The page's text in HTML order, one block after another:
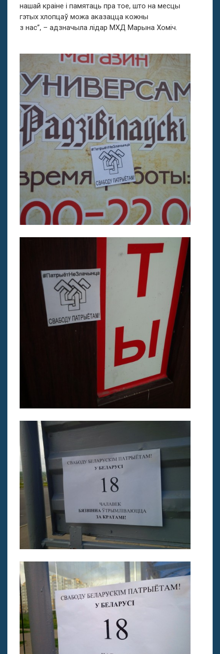
нашай краіне і памятаць пра тое, што на месцы
гэтых хлопцаў можа аказацца кожны
з нас”, – адзначыла лідар МХД Марына Хоміч.